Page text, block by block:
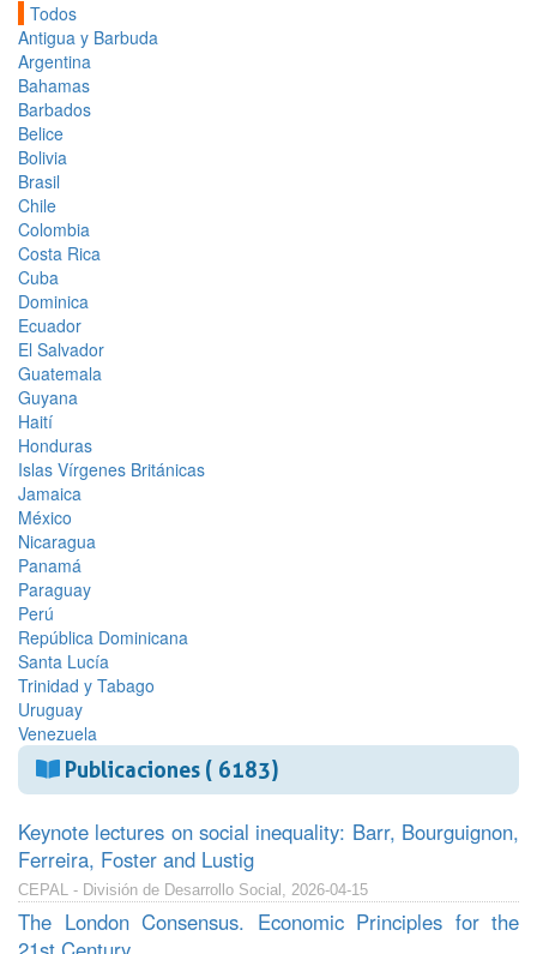
Todos
Antigua y Barbuda
Argentina
Bahamas
Barbados
Belice
Bolivia
Brasil
Chile
Colombia
Costa Rica
Cuba
Dominica
Ecuador
El Salvador
Guatemala
Guyana
Haití
Honduras
Islas Vírgenes Británicas
Jamaica
México
Nicaragua
Panamá
Paraguay
Perú
República Dominicana
Santa Lucía
Trinidad y Tabago
Uruguay
Venezuela
Publicaciones ( 6183)
Keynote lectures on social inequality: Barr, Bourguignon,
Ferreira, Foster and Lustig
CEPAL - División de Desarrollo Social, 2026-04-15
The London Consensus. Economic Principles for the